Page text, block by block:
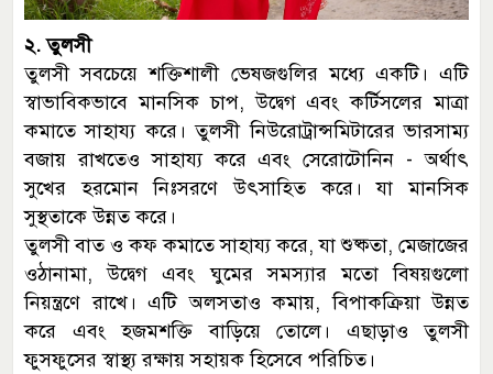
২. তুলসী
তুলসী সবচেয়ে শক্তিশালী ভেষজগুলির মধ্যে একটি। এটি
স্বাভাবিকভাবে মানসিক চাপ, উদ্বেগ এবং কর্টিসলের মাত্রা
কমাতে সাহায্য করে। তুলসী নিউরোট্রান্সমিটারের ভারসাম্য
বজায় রাখতেও সাহায্য করে এবং সেরোটোনিন - অর্থাৎ
সুখের হরমোন নিঃসরণে উৎসাহিত করে। যা মানসিক
সুস্থতাকে উন্নত করে।
তুলসী বাত ও কফ কমাতে সাহায্য করে, যা শুষ্কতা, মেজাজের
ওঠানামা, উদ্বেগ এবং ঘুমের সমস্যার মতো বিষয়গুলো
নিয়ন্ত্রণে রাখে। এটি অলসতাও কমায়, বিপাকক্রিয়া উন্নত
করে এবং হজমশক্তি বাড়িয়ে তোলে। এছাড়াও তুলসী
ফুসফুসের স্বাস্থ্য রক্ষায় সহায়ক হিসেবে পরিচিত।